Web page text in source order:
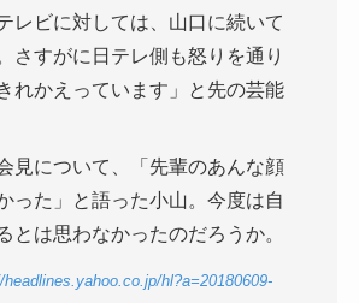
レビに対しては、山口に続いて
さすがに日テレ側も怒りを通り
れかえっています」と先の芸能
見について、「先輩のあんな顔
った」と語った小山。今度は自
とは思わなかったのだろうか。
hl?a=20180609-